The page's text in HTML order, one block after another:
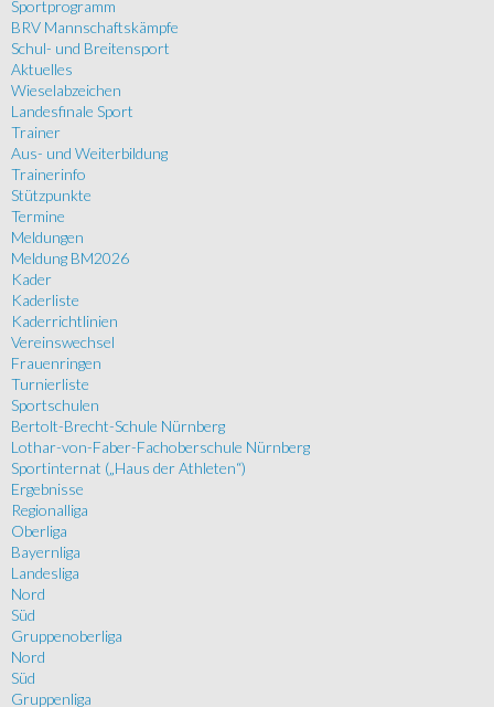
Sportprogramm
BRV Mannschaftskämpfe
Schul- und Breitensport
Aktuelles
Wieselabzeichen
Landesfinale Sport
Trainer
Aus- und Weiterbildung
Trainerinfo
Stützpunkte
Termine
Meldungen
Meldung BM2026
Kader
Kaderliste
Kaderrichtlinien
Vereinswechsel
Frauenringen
Turnierliste
Sportschulen
Bertolt-Brecht-Schule Nürnberg
Lothar-von-Faber-Fachoberschule Nürnberg
Sportinternat („Haus der Athleten“)
Ergebnisse
Regionalliga
Oberliga
Bayernliga
Landesliga
Nord
Süd
Gruppenoberliga
Nord
Süd
Gruppenliga